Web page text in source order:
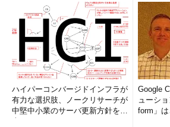
ハイパーコンバージドインフラが
有力な選択肢、ノークリサーチが
中堅中小業のサーバ更新方針を調
Google
ューシ
form」